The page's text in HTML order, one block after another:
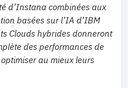
d’Instana combinées aux
basées sur l’IA d’IBM
Clouds hybrides donneront
des performances de
au mieux leurs